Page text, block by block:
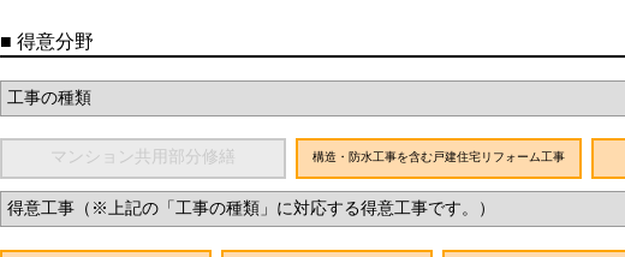
■ 得意分野
工事の種類
マンション共用部分修繕 構造・防水工事を含む戸建住宅リフォーム工事
得意工事（※上記の「工事の種類」に対応する得意工事です。）